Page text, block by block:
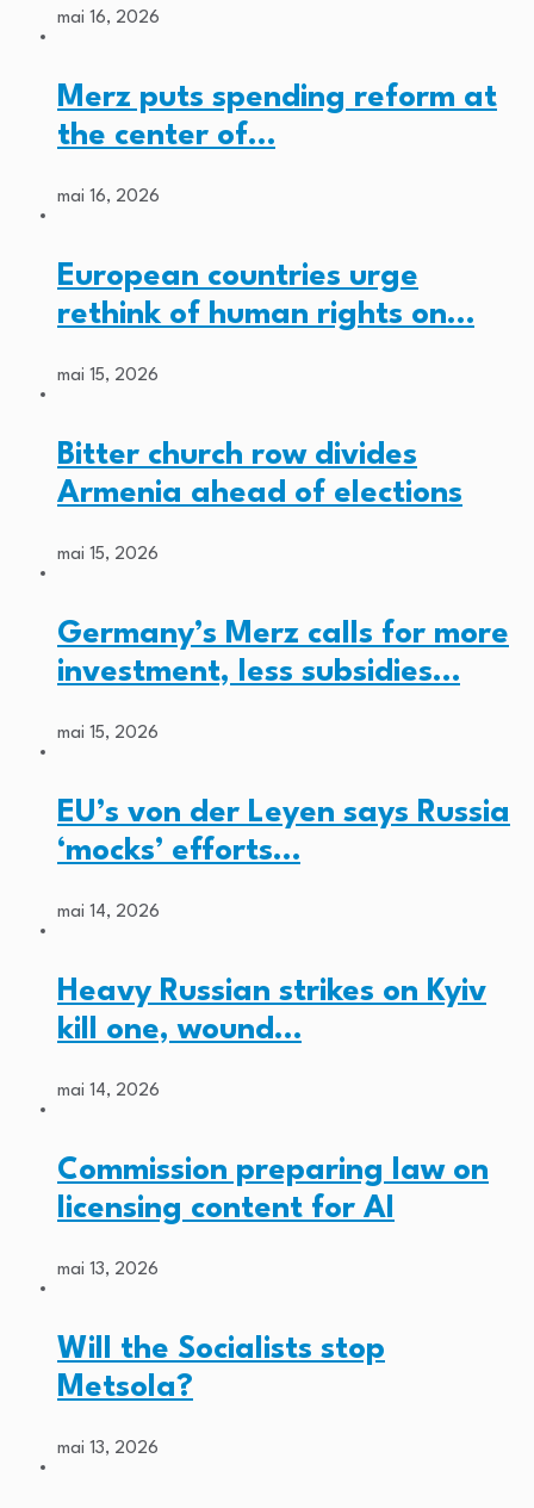
mai 16, 2026
Merz puts spending reform at
the center of…
mai 16, 2026
European countries urge
rethink of human rights on…
mai 15, 2026
Bitter church row divides
Armenia ahead of elections
mai 15, 2026
Germany’s Merz calls for more
investment, less subsidies…
mai 15, 2026
EU’s von der Leyen says Russia
‘mocks’ efforts…
mai 14, 2026
Heavy Russian strikes on Kyiv
kill one, wound…
mai 14, 2026
Commission preparing law on
licensing content for AI
mai 13, 2026
Will the Socialists stop
Metsola?
mai 13, 2026